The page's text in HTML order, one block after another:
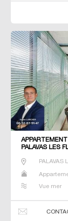
PALAVAS LES
PALAVAS
Vue mer